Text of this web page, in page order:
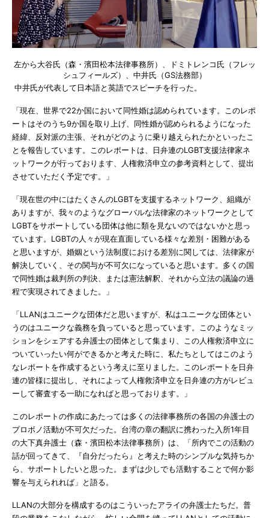
左から大谷氏（森・濱田松本法律事務所）、ドミトレンコ氏（フレッ
シュフィールズ）、中井氏（GS法務部）
中井氏が代表して日本語と英語でスピーチを行った。
「現在、世界で22か国において同性婚は認められています。このレポ
ートはそのうち9か国を取り上げ、同性婚が認められるようになった
経緯、反対派の主張、それがどのように乗り越えられたかといったこ
とを報告しています。このレポートは、日弁連のLGBT支援法律家ネ
ットワークが行っております、人権救済申立の参考資料として、提出
させていただく予定です。」
「現在世の中にはたくさんのLGBTを支援するネットワーク、組織が
ありますが、我々のようなグローバルな法律家のネットワークとして
LGBTをサポートしている団体は他に類を見ないのではないかと思っ
ています。LGBTの人々が現在直面している様々な差別・困難がある
と思いますが、婚姻という法制度における差別に関しては、法律家が
解決していく、その関与が不可欠になっていると思います。多くの国
で同性婚は裁判所の判決、または憲法解釈、それから立法の議論の過
程で実現されてきました。」
「LLANはユニークな団体だと思いますが、私はユニークな団体とい
うのはユニークな義務を負っていると思っています。このようなミッ
ションをシェアする弁護士の団体として集まり、この人権救済申立に
ついていったい何ができるかと考えた時に、私たちとしてはこのよう
なレポートを作成するという考えに至りました。このレポートを日弁
連の皆様に提出し、それによって人権救済申立を日弁連の方がレビュ
ーして審査する一助になればと思っております。」
このレポートの作成にあたっては多くの法律事務所の各国の弁護士の
プロボノ活動が不可欠だった。台湾の章の翻訳に携わった入所1年目
の大下真弁護士（森・濱田松本法律事務所）は、「所内でこの活動の
話が回ってきて、『自分だったら』と考えた時のシンプルな気持ちか
ら、サポートしたいと思った。まずは少しでも活動することで何か影
響を与えられれば」と語る。
LLANの大部分を構成するのはこういったアライの弁護士たちだ。普